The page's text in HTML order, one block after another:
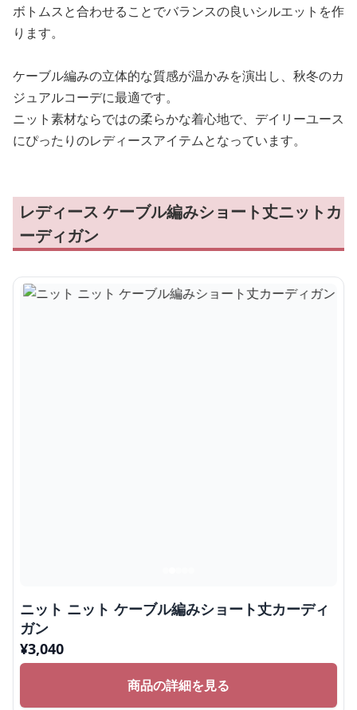
ボトムスと合わせることでバランスの良いシルエットを作
ります。
ケーブル編みの立体的な質感が温かみを演出し、秋冬のカ
ジュアルコーデに最適です。
ニット素材ならではの柔らかな着心地で、デイリーユース
にぴったりのレディースアイテムとなっています。
レディース ケーブル編みショート丈ニットカ
ーディガン
ニット ニット ケーブル編みショート丈カーディ
ガン
¥3,040
商品の詳細を見る